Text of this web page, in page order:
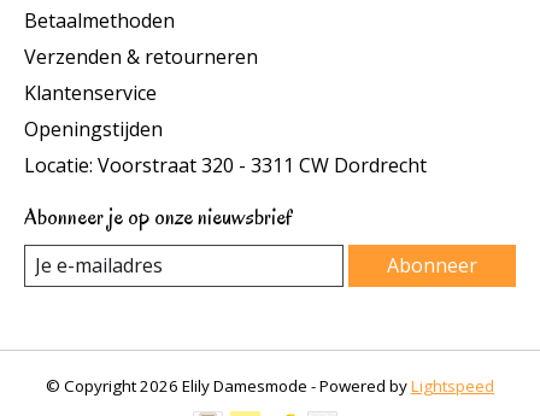
Betaalmethoden
Verzenden & retourneren
Klantenservice
Openingstijden
Locatie: Voorstraat 320 - 3311 CW Dordrecht
Abonneer je op onze nieuwsbrief
Abonneer
© Copyright 2026 Elily Damesmode - Powered byLightspeed